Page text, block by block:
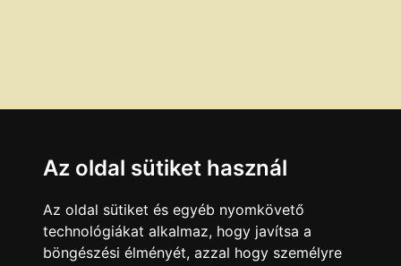
Az oldal sütiket használ
Az oldal sütiket és egyéb nyomkövető
technológiákat alkalmaz, hogy javítsa a
böngészési élményét, azzal hogy személyre